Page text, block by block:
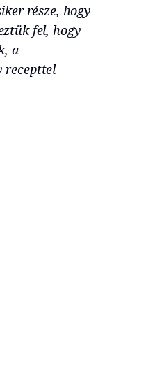
része, hogy
fel, hogy
a
recepttel